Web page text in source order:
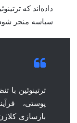
داده‌اند که
سباسه منجر
ترتینوئین با
پوستی،
بازسازی